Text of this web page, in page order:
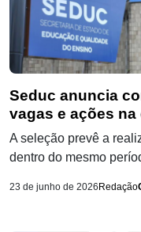
Seduc anuncia
vagas e ações
A seleção prevê a
dentro do mesmo
23 de junho de 2026 Redação